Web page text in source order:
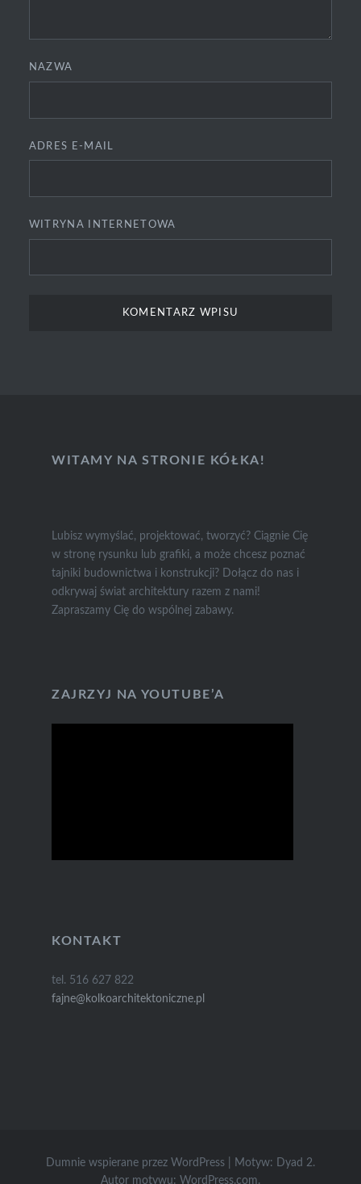
NAZWA
ADRES E-MAIL
WITRYNA INTERNETOWA
WITAMY NA STRONIE KÓŁKA!
Lubisz wymyślać, projektować, tworzyć? Ciągnie Cię
w stronę rysunku lub grafiki, a może chcesz poznać
tajniki budownictwa i konstrukcji? Dołącz do nas i
odkrywaj świat architektury razem z nami!
Zapraszamy Cię do wspólnej zabawy.
ZAJRZYJ NA YOUTUBE’A
KONTAKT
tel. 516 627 822
fajne@kolkoarchitektoniczne.pl
Dumnie wspierane przez WordPress
Motyw: Dyad 2.
Autor motywu: WordPress.com.